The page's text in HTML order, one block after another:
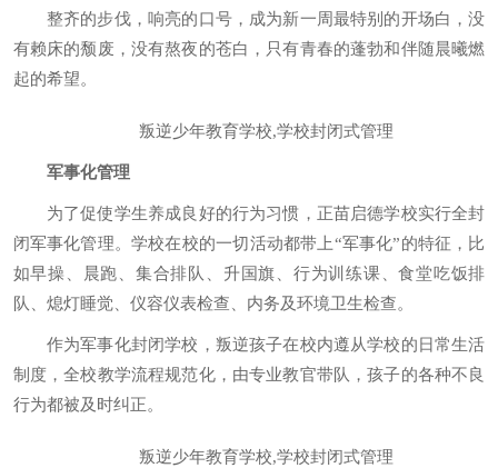
整齐的步伐，响亮的口号，成为新一周最特别的开场白，没
有赖床的颓废，没有熬夜的苍白，只有青春的蓬勃和伴随晨曦燃
起的希望。
叛逆少年教育学校,学校封闭式管理
军事化管理
为了促使学生养成良好的行为习惯，正苗启德学校实行全封
闭军事化管理。学校在校的一切活动都带上“军事化”的特征，比
如早操、晨跑、集合排队、升国旗、行为训练课、食堂吃饭排
队、熄灯睡觉、仪容仪表检查、内务及环境卫生检查。
作为军事化封闭学校，叛逆孩子在校内遵从学校的日常生活
制度，全校教学流程规范化，由专业教官带队，孩子的各种不良
行为都被及时纠正。
叛逆少年教育学校,学校封闭式管理